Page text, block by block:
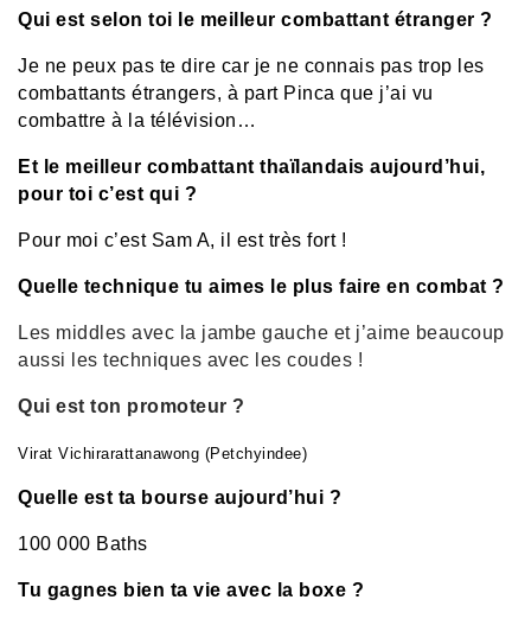
Qui est selon toi le meilleur combattant étranger ?
Je ne peux pas te dire car je ne connais pas trop les
combattants étrangers, à part Pinca que j’ai vu
combattre à la télévision…
Et le meilleur combattant thaïlandais aujourd’hui,
pour toi c’est qui ?
Pour moi c’est Sam A, il est très fort !
Quelle technique tu aimes le plus faire en combat ?
Les middles avec la jambe gauche et j’aime beaucoup
aussi les techniques avec les coudes !
Qui est ton promoteur ?
Virat Vichirarattanawong (Petchyindee)
Quelle est ta bourse aujourd’hui ?
100 000 Baths
Tu gagnes bien ta vie avec la boxe ?